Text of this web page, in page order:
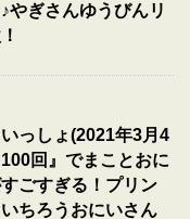
やぎさんゆうびんリ
っしょ(2021年3月4
回』でまことおに
ごすぎる！プリン
ちろうおにいさん